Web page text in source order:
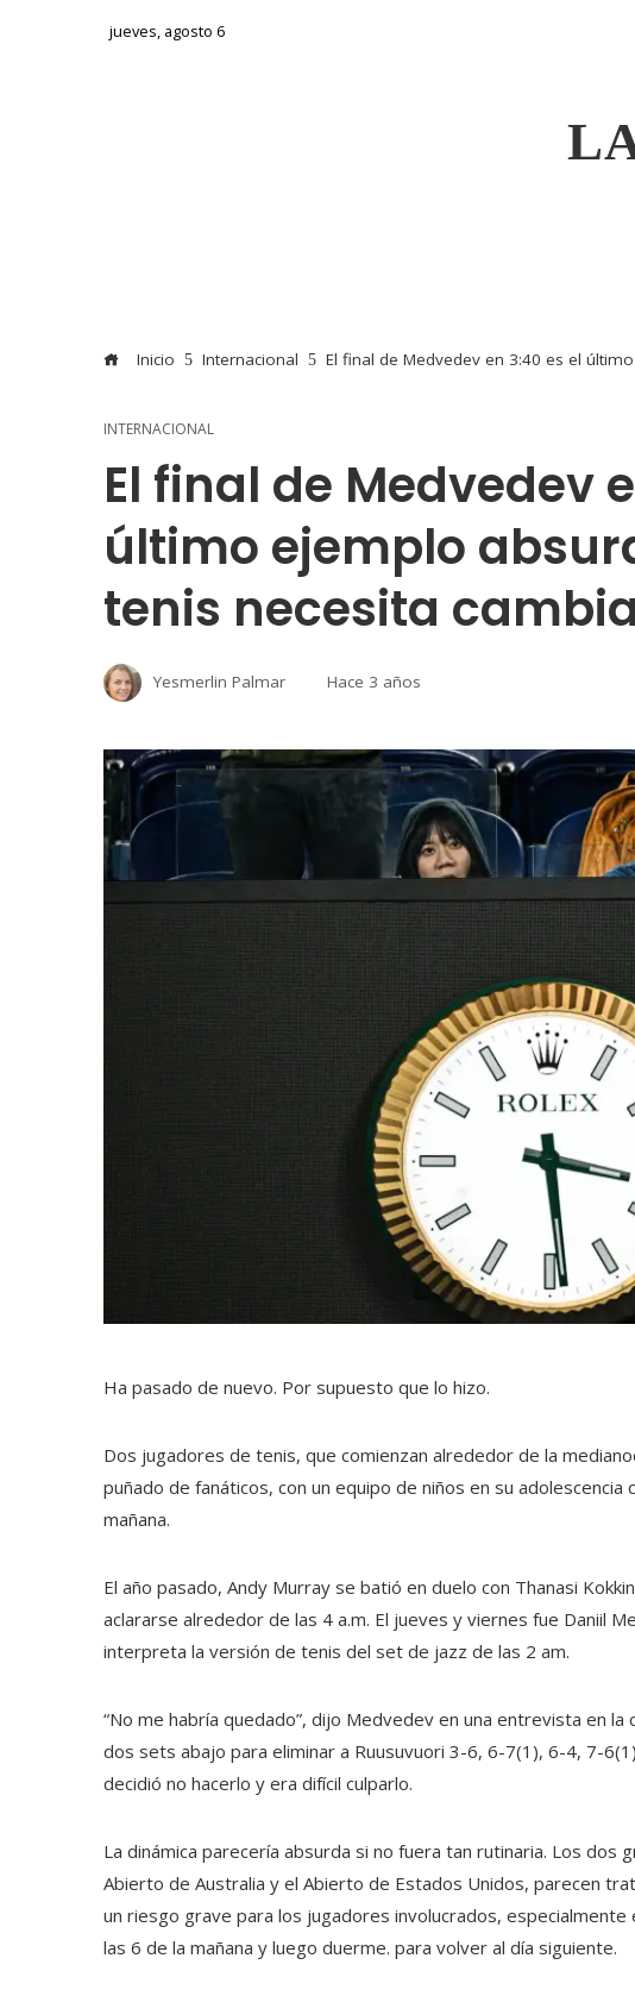
jueves, agosto 6
Inicio Internacional El final de Medvedev en 3:40 es el
INTERNACIONAL
El final de Medvedev
último ejemplo
tenis necesita
Yesmerlin Palmar Hace 3 años
Ha pasado de nuevo. Por supuesto que lo hizo.
Dos jugadores de tenis, que comienzan alrededor de la
puñado de fanáticos, con un equipo de niños en su
mañana.
El año pasado, Andy Murray se batió en duelo con Thanasi
aclararse alrededor de las 4 a.m. El jueves y viernes fue Daniil
interpreta la versión de tenis del set de jazz de las 2 am.
“No me habría quedado”, dijo Medvedev en una entrevista en
dos sets abajo para eliminar a Ruusuvuori 3-6, 6-7(1), 6-4, 7-
decidió no hacerlo y era difícil culparlo.
La dinámica parecería absurda si no fuera tan rutinaria. Los
Abierto de Australia y el Abierto de Estados Unidos, parecen
un riesgo grave para los jugadores involucrados,
las 6 de la mañana y luego duerme. para volver al día siguiente.